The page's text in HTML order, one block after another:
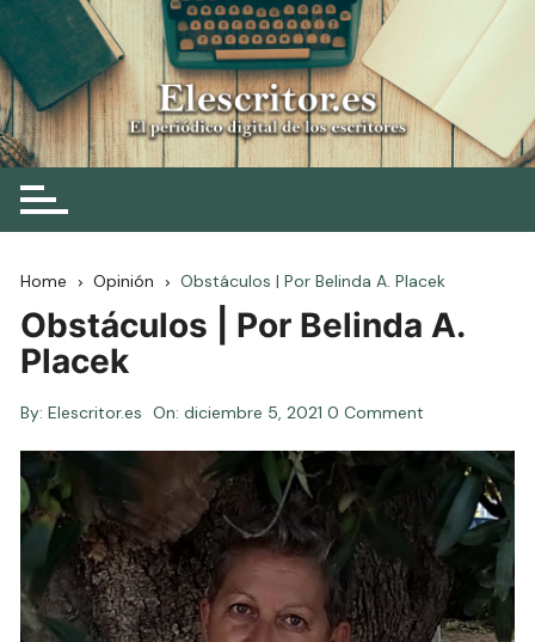
Skip
to
content
Elescritor.es
El periódico digital de los escritores
Home Opinión Obstáculos | Por Belinda A. Placek
Obstáculos | Por Belinda A.
Placek
By: Elescritor.es On:diciembre 5, 2021 0 Comment